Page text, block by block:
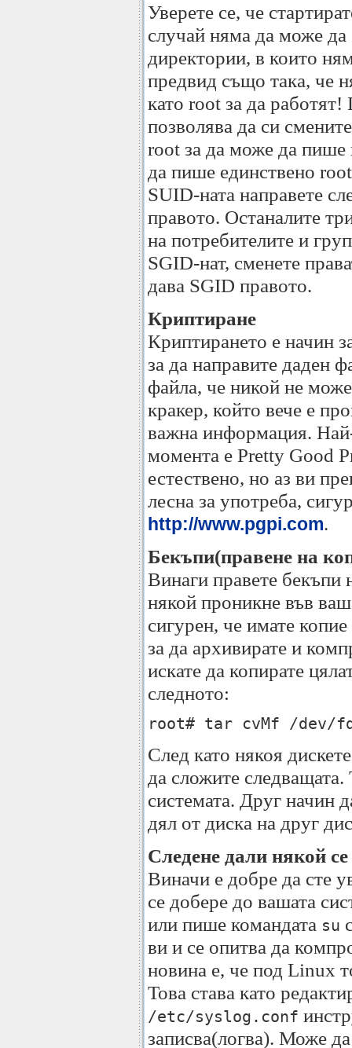
Уверете се, че
случай няма да може
директории, в които
предвид също така, че
като root за да
позволява да си
root за да може да
да пише единствено
SUID-ната направете
правото. Останалите
на потребителите и
SGID-нат, сменете
дава SGID правото.
Криптиране
Криптирането е начин
за да направите даден
файла, че никой не
кракер, който вече е
важна информация.
момента е Pretty Good
естествено, но аз ви
лесна за употреба,
http://www.pgpi.com.
Бекъпи(правене на
Винаги правете бекъпи
някой проникне във
сигурен, че имате
за да архивирате и
искате да копирате
следното:
root# tar cvMf /dev/
След като някоя
да сложите
системата. Друг начин
дял от диска на друг
Следене дали някой
Виначи е добре да сте
се добере до вашата
или пише командата su
ви и се опитва да
новина е, че под Linux
Това става като
/etc/syslog.conf
записва(логва). Може